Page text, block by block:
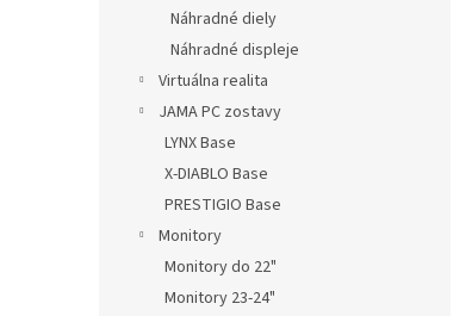
Náhradné diely
Náhradné displeje
Virtuálna realita
JAMA PC zostavy
LYNX Base
X-DIABLO Base
PRESTIGIO Base
Monitory
Monitory do 22"
Monitory 23-24"